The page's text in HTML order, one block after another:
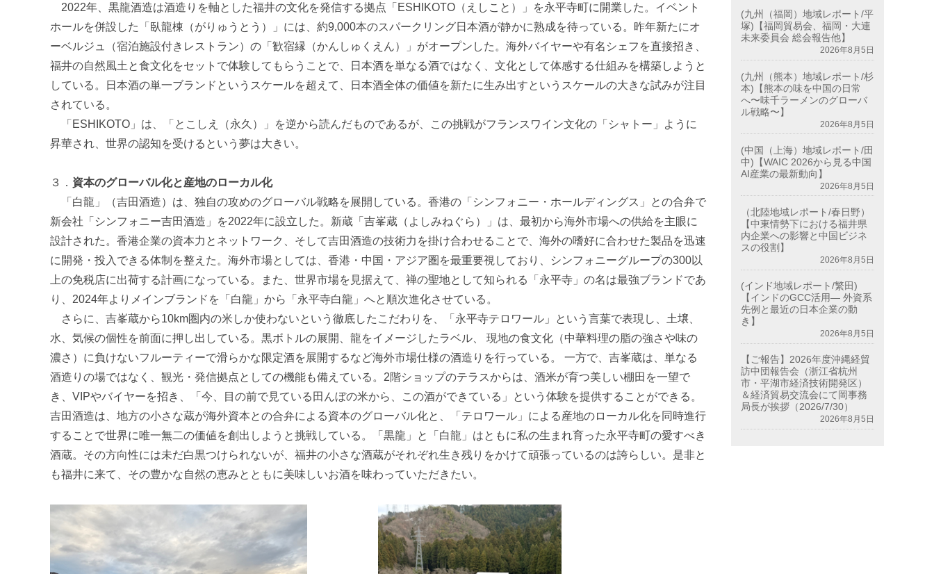
2022年、黒龍酒造は酒造りを軸とした福井の文化を発信する拠点「ESHIKOTO（えしこと）」を永平寺町に開業した。イベント
ホールを併設した「臥龍棟（がりゅうとう）」には、約9,000本のスパークリング日本酒が静かに熟成を待っている。昨年新たにオ
ーベルジュ（宿泊施設付きレストラン）の「歓宿縁（かんしゅくえん）」がオープンした。海外バイヤーや有名シェフを直接招き、
福井の自然風土と食文化をセットで体験してもらうことで、日本酒を単なる酒ではなく、文化として体感する仕組みを構築しようと
している。日本酒の単一ブランドというスケールを超えて、日本酒全体の価値を新たに生み出すというスケールの大きな試みが注目
されている。
「ESHIKOTO」は、「とこしえ（永久）」を逆から読んだものであるが、この挑戦がフランスワイン文化の「シャトー」ように
昇華され、世界の認知を受けるという夢は大きい。
３． 資本のグローバル化と産地のローカル化
「白龍」（吉田酒造）は、独自の攻めのグローバル戦略を展開している。香港の「シンフォニー・ホールディングス」との合弁で
新会社「シンフォニー吉田酒造」を2022年に設立した。新蔵「吉峯蔵（よしみねぐら）」は、最初から海外市場への供給を主眼に
設計された。香港企業の資本力とネットワーク、そして吉田酒造の技術力を掛け合わせることで、海外の嗜好に合わせた製品を迅速
に開発・投入できる体制を整えた。海外市場としては、香港・中国・アジア圏を最重要視しており、シンフォニーグループの300以
上の免税店に出荷する計画になっている。また、世界市場を見据えて、禅の聖地として知られる「永平寺」の名は最強ブランドであ
り、2024年よりメインブランドを「白龍」から「永平寺白龍」へと順次進化させている。
さらに、吉峯蔵から10km圏内の米しか使わないという徹底したこだわりを、「永平寺テロワール」という言葉で表現し、土壌、
水、気候の個性を前面に押し出している。黒ボトルの展開、龍をイメージしたラベル、 現地の食文化（中華料理の脂の強さや味の
濃さ）に負けないフルーティーで滑らかな限定酒を展開するなど海外市場仕様の酒造りを行っている。 一方で、吉峯蔵は、単なる
酒造りの場ではなく、観光・発信拠点としての機能も備えている。2階ショップのテラスからは、酒米が育つ美しい棚田を一望で
き、VIPやバイヤーを招き、「今、目の前で見ている田んぼの米から、この酒ができている」という体験を提供することができる。
吉田酒造は、地方の小さな蔵が海外資本との合弁による資本のグローバル化と、「テロワール」による産地のローカル化を同時進行
することで世界に唯一無二の価値を創出しようと挑戦している。「黒龍」と「白龍」はともに私の生まれ育った永平寺町の愛すべき
酒蔵。その方向性には未だ白黒つけられないが、福井の小さな酒蔵がそれぞれ生き残りをかけて頑張っているのは誇らしい。是非と
も福井に来て、その豊かな自然の恵みとともに美味しいお酒を味わっていただきたい。
(九州（福岡）地域レポート/平
塚)【福岡貿易会、福岡・大連
未来委員会 総会報告他】
2026年8月5日
(九州（熊本）地域レポート/杉
本)【熊本の味を中国の日常
へ〜味千ラーメンのグローバ
ル戦略〜】
2026年8月5日
(中国（上海）地域レポート/田
中)【WAIC 2026から見る中国
AI産業の最新動向】
2026年8月5日
（北陸地域レポート/春日野）
【中東情勢下における福井県
内企業への影響と中国ビジネ
スの役割】
2026年8月5日
(インド地域レポート/繁田)
【インドのGCC活用― 外資系
先例と最近の日本企業の動
き】
2026年8月5日
【ご報告】2026年度沖縄経貿
訪中団報告会（浙江省杭州
市・平湖市経済技術開発区）
＆経済貿易交流会にて岡事務
局長が挨拶（2026/7/30）
2026年8月5日